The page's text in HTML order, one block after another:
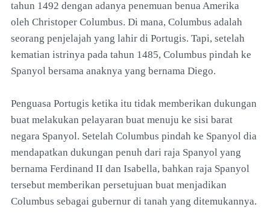
tahun 1492 dengan adanya penemuan benua Amerika
oleh Christoper Columbus. Di mana, Columbus adalah
seorang penjelajah yang lahir di Portugis. Tapi, setelah
kematian istrinya pada tahun 1485, Columbus pindah ke
Spanyol bersama anaknya yang bernama Diego.
Penguasa Portugis ketika itu tidak memberikan dukungan
buat melakukan pelayaran buat menuju ke sisi barat
negara Spanyol. Setelah Columbus pindah ke Spanyol dia
mendapatkan dukungan penuh dari raja Spanyol yang
bernama Ferdinand II dan Isabella, bahkan raja Spanyol
tersebut memberikan persetujuan buat menjadikan
Columbus sebagai gubernur di tanah yang ditemukannya.